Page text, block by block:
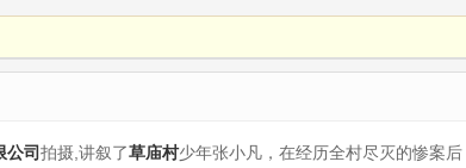
公司拍摄,讲叙了草庙村少年张小凡，在经历全村尽灭的惨案后